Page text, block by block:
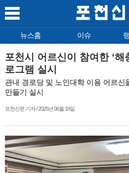
뉴스홈 이슈
포천시 어르신이 참여한 ‘해
로그램 실시
관내 경로당 및 노인대학 이용 어르신
만들기 실시
포천신문 기자 / 2025년 06월 19일